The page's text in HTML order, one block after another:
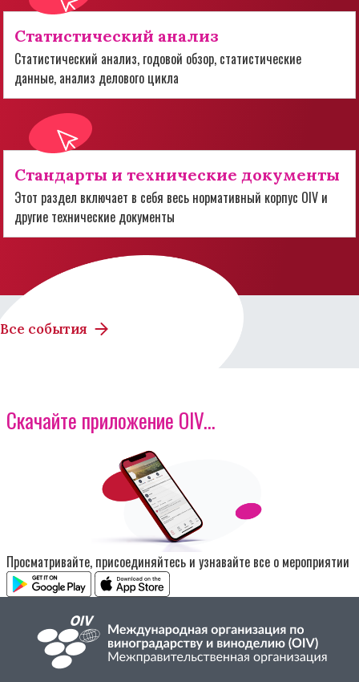
Статистический анализ
Статистический анализ, годовой обзор, статистические
данные, анализ делового цикла
Стандарты и технические документы
Этот раздел включает в себя весь нормативный корпус OIV и
другие технические документы
Все события
Скачайте приложение OIV...
Изображение
Просматривайте, присоединяйтесь и узнавайте все о мероприятии